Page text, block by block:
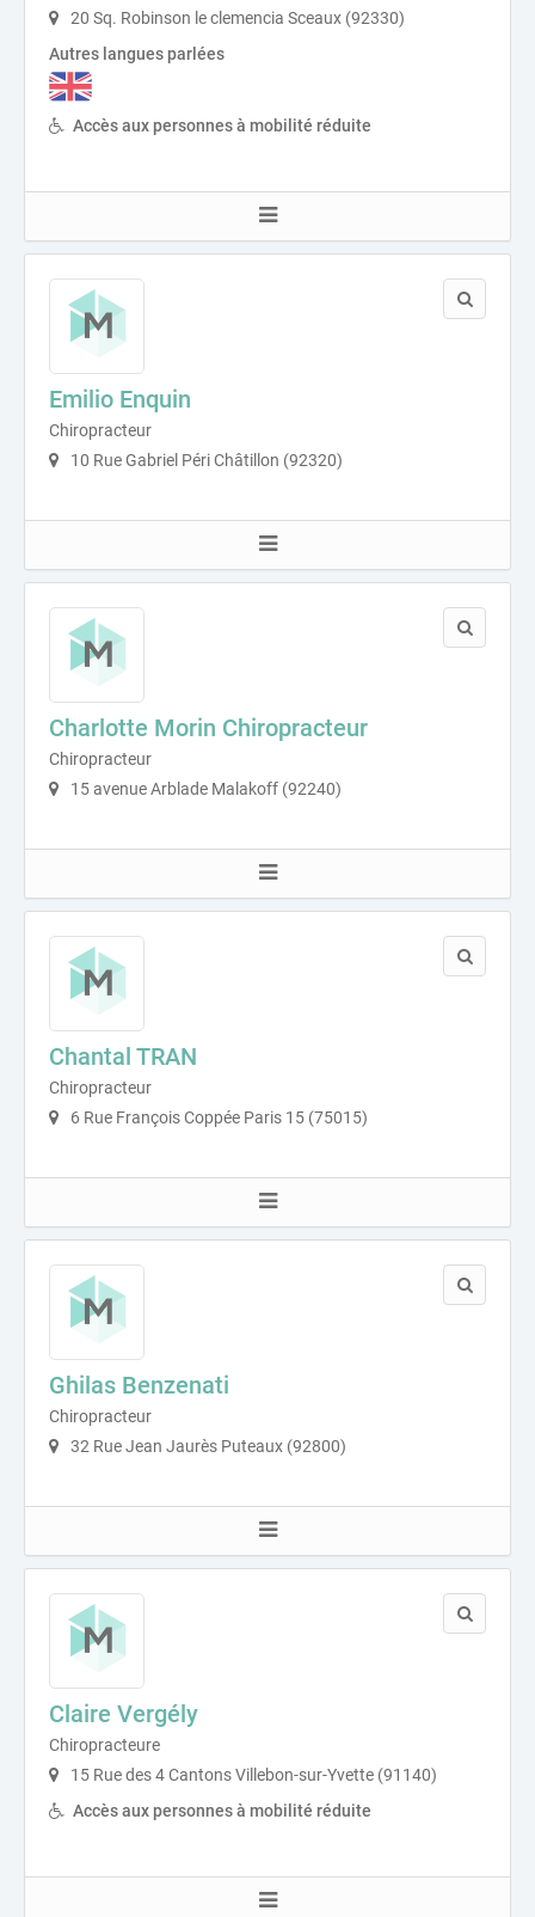
20 Sq. Robinson le clemencia Sceaux (92330)
Autres langues parlées
Accès aux personnes à mobilité réduite
Emilio Enquin
Chiropracteur
10 Rue Gabriel Péri Châtillon (92320)
Charlotte Morin Chiropracteur
Chiropracteur
15 avenue Arblade Malakoff (92240)
Chantal TRAN
Chiropracteur
6 Rue François Coppée Paris 15 (75015)
Ghilas Benzenati
Chiropracteur
32 Rue Jean Jaurès Puteaux (92800)
Claire Vergély
Chiropracteure
15 Rue des 4 Cantons Villebon-sur-Yvette (91140)
Accès aux personnes à mobilité réduite